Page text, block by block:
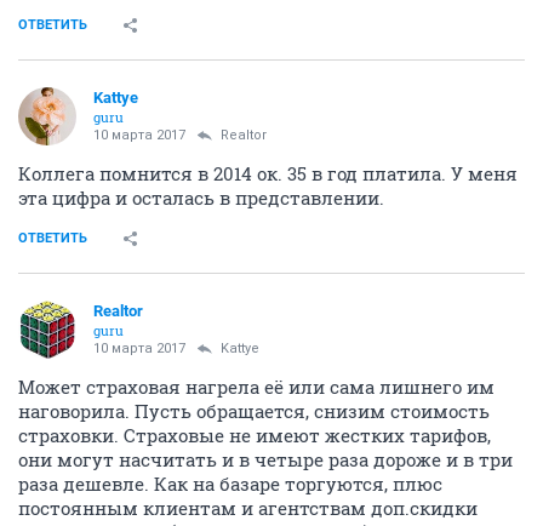
ОТВЕТИТЬ
Kattye
guru
10 марта 2017 Realtor
Коллега помнится в 2014 ок. 35 в год платила. У меня
эта цифра и осталась в представлении.
ОТВЕТИТЬ
Realtor
guru
10 марта 2017 Kattye
Может страховая нагрела её или сама лишнего им
наговорила. Пусть обращается, снизим стоимость
страховки. Страховые не имеют жестких тарифов,
они могут насчитать и в четыре раза дороже и в три
раза дешевле. Как на базаре торгуются, плюс
постоянным клиентам и агентствам доп.скидки